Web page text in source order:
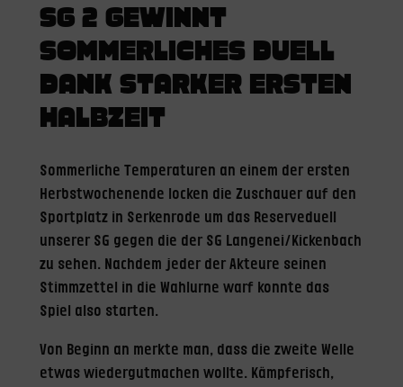
SG 2 GEWINNT
SOMMERLICHES DUELL
DANK STARKER ERSTEN
HALBZEIT
Sommerliche Temperaturen an einem der ersten
Herbstwochenende locken die Zuschauer auf den
Sportplatz in Serkenrode um das Reserveduell
unserer SG gegen die der SG Langenei/Kickenbach
zu sehen. Nachdem jeder der Akteure seinen
Stimmzettel in die Wahlurne warf konnte das
Spiel also starten.
Von Beginn an merkte man, dass die zweite Welle
etwas wiedergutmachen wollte. Kämpferisch,